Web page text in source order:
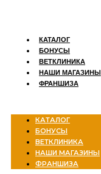
КАТАЛОГ
БОНУСЫ
ВЕТКЛИНИКА
НАШИ МАГАЗИНЫ
ФРАНШИЗА
КАТАЛОГ
БОНУСЫ
ВЕТКЛИНИКА
НАШИ МАГАЗИНЫ
ФРАНШИЗА